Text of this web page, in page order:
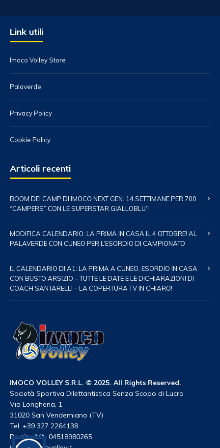
Link utili
Imoco Volley Store
Palaverde
Privacy Policy
Cookie Policy
Articoli recenti
BOOM DEI CAMP DI IMOCO NEXT GEN: 14 SETTIMANE PER 700
“CAMPERS” CON LE SUPERSTAR GIALLOBLU’!
MODIFICA CALENDARIO: LA PRIMA IN CASA IL 4 OTTOBRE! AL
PALAVERDE CON CUNEO PER L’ESORDIO DI CAMPIONATO
IL CALENDARIO DI A1: LA PRIMA A CUNEO, ESORDIO IN CASA
CON BUSTO ARSIZIO – TUTTE LE DATE E LE DICHIARAZIONI DI
COACH SANTARELLI – LA COPERTURA TV IN CHIARO!
IMOCO VOLLEY S.R.L. © 2025. All Rights Reserved.
Società Sportiva Dilettantistica Senza Scopo di Lucro
Via Longhena, 1
31020 San Vendemiano (TV)
Tel. +39 327 2264138
Partita IVA: 04518980265